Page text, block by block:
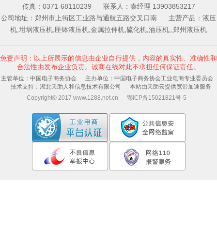
传真：0371-68110239 联系人：秦经理 13903853217
公司地址：郑州市上街区工业路与通航五路交叉口南 主营产品：液压
机,坩埚液压机,匣钵液压机,金属拉伸机,硫化机,油压机,,郑州液压机
免责声明：以上所展示的信息由企业自行提供，内容的真实性、准确性和
合法性由发布企业负责。诚商在线对此不承担任何保证责任。
主管单位：中国电子商务协会 主办单位：中国电子商务协会工业电商专业委员会
技术支持：湖北天助人和信息技术有限公司 本站由天助云提供宽带加速服务
Copyright© 2017 www.1288.net.cn 鄂ICP备15021821号-5